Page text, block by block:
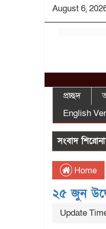
August 6,
প্রচ্ছদ
English
সংবাদ
Home
২৫ জুন
Update